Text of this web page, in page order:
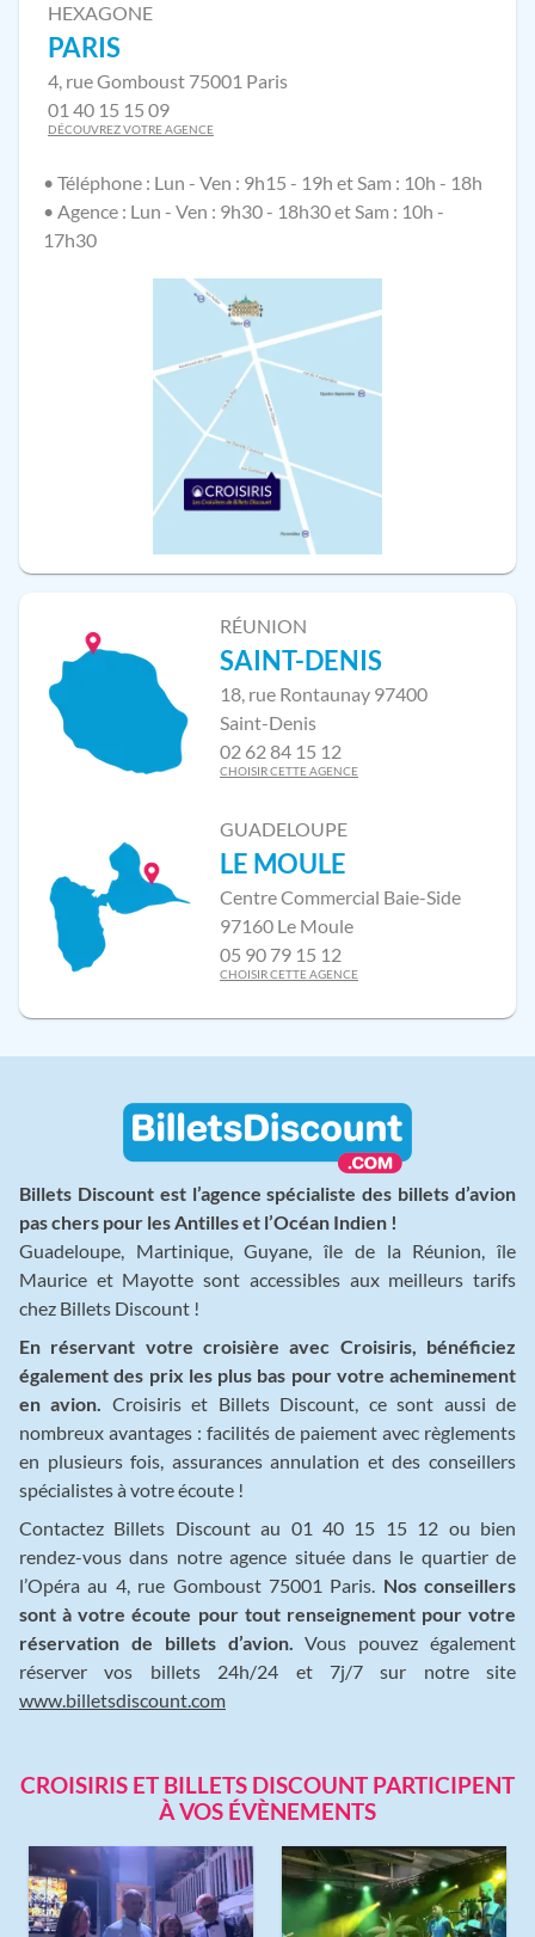
HEXAGONE
PARIS
4, rue Gomboust 75001 Paris
01 40 15 15 09
DÉCOUVREZ VOTRE AGENCE
• Téléphone : Lun - Ven : 9h15 - 19h et Sam : 10h - 18h
• Agence : Lun - Ven : 9h30 - 18h30 et Sam : 10h -
17h30
RÉUNION
SAINT-DENIS
18, rue Rontaunay 97400
Saint-Denis
02 62 84 15 12
CHOISIR CETTE AGENCE
GUADELOUPE
LE MOULE
Centre Commercial Baie-Side
97160 Le Moule
05 90 79 15 12
CHOISIR CETTE AGENCE
Billets Discount est l’agence spécialiste des billets d’avion
pas chers pour les Antilles et l’Océan Indien !
Guadeloupe, Martinique, Guyane, île de la Réunion, île
Maurice et Mayotte sont accessibles aux meilleurs tarifs
chez Billets Discount !
En réservant votre croisière avec Croisiris, bénéficiez
également des prix les plus bas pour votre acheminement
en avion.
Croisiris et Billets Discount, ce sont aussi de
nombreux avantages : facilités de paiement avec règlements
en plusieurs fois, assurances annulation et des conseillers
spécialistes à votre écoute !
Contactez Billets Discount au 01 40 15 15 12 ou bien
rendez-vous dans notre agence située dans le quartier de
l’Opéra au 4, rue Gomboust 75001 Paris. Nos conseillers
sont à votre écoute pour tout renseignement pour votre
réservation de billets d’avion.
Vous pouvez également
réserver vos billets 24h/24 et 7j/7 sur notre site
www.billetsdiscount.com
CROISIRIS ET BILLETS DISCOUNT PARTICIPENT
À VOS ÉVÈNEMENTS